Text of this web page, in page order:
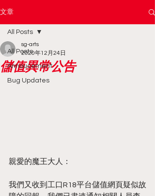
文章
All Posts
Annoucement
Bug Updates
All Posts
儲值異常公告
sg-arts
2020年12月24日
親愛的魔王大人：
我們又收到工口R18平台儲值網頁疑似故